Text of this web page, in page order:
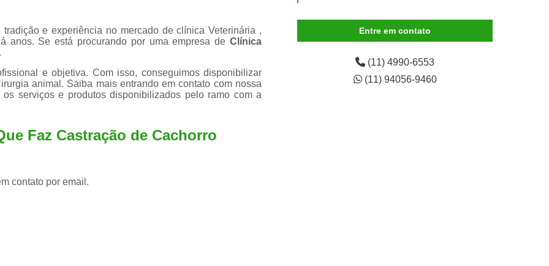
Internação Veterinária Santo André
Internação Veterinária São Caetano
Limpeza de Tártaro em Cachorro
Limpeza de Tártaro para Cães
Limpeza de Tártaro para Gatos
Limpeza Dentária Canina
e experiência no mercado de clínica Veterinária ,
anos. Se está procurando por uma empresa de Clínica
e objetiva. Com isso, conseguimos disponibilizar
animal. Saiba mais entrando em contato com nossa
serviços e produtos disponibilizados pelo ramo com a
Faz Castração de Cachorro
contato por email.
Entre em contato
(11) 4990-6553
(11) 94056-9460